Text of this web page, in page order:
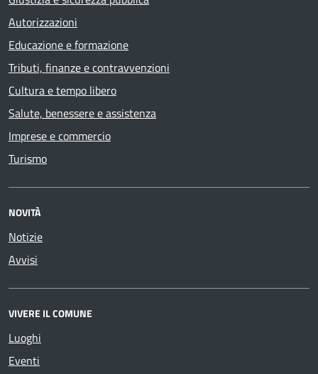
Autorizzazioni
Educazione e formazione
Tributi, finanze e contravvenzioni
Cultura e tempo libero
Salute, benessere e assistenza
Imprese e commercio
Turismo
NOVITÀ
Notizie
Avvisi
VIVERE IL COMUNE
Luoghi
Eventi